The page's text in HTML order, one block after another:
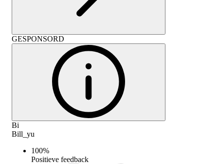
GESPONSORD
Bi
Bill_yu
100%
Positieve feedback